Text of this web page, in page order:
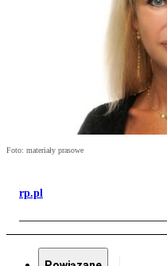
Foto: materiały prasowe
rp.pl